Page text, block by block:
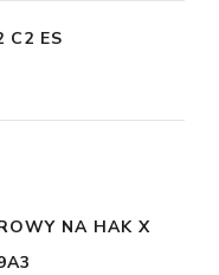
C2 ES
NA HAK X